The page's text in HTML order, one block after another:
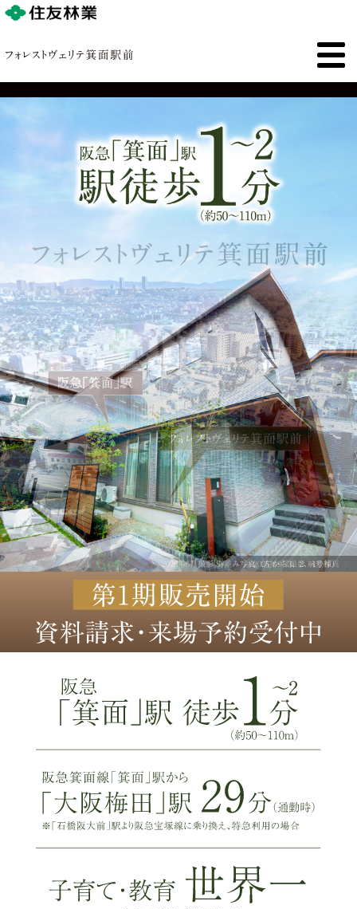
トップ コンセプト
ロケーション
アクセス 間取り
フォトギャラリー クオリティ
2025年9月撮影 航空写真
2026年6月撮影 街並み写真（左から3、2、4号棟）